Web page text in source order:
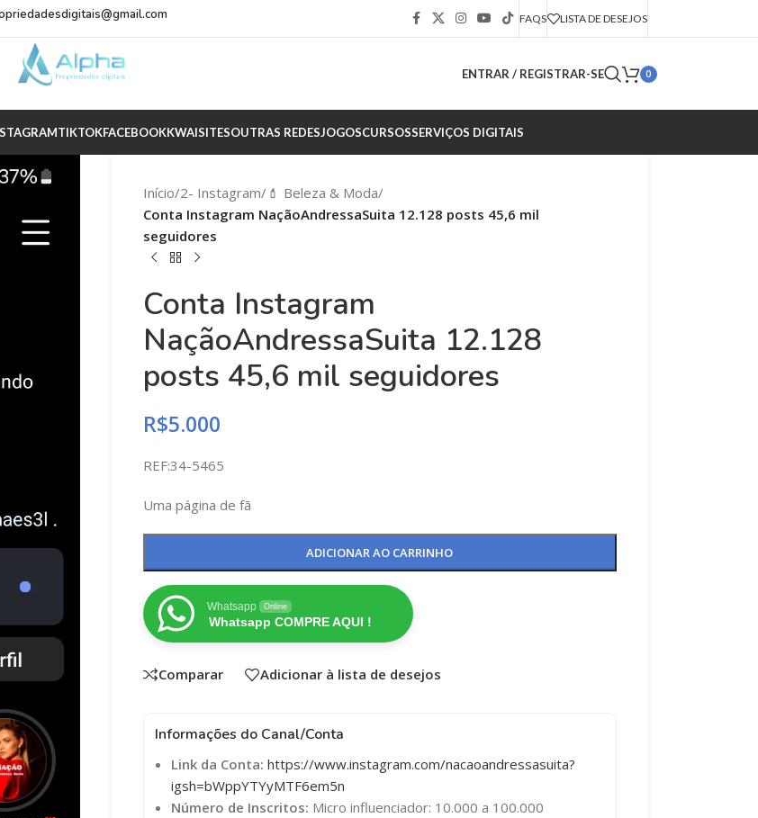
FAQS LISTA DE DESEJOS
ENTRAR / REGISTRAR-SE 0
TIKTOKFACEBOOKKWAISITESOUTRAS REDESJOGOSCURSOSSERVIÇOS DIGITAIS
Início/2- Instagram/ 💄 Beleza & Moda/
Conta Instagram NaçãoAndressaSuita 12.128 posts 45,6 mil
seguidores
Conta Instagram
NaçãoAndressaSuita 12.128
posts 45,6 mil seguidores
R$5.000
REF:34-5465
Uma página de fã
ADICIONAR AO CARRINHO
Whatsapp Online
Whatsapp COMPRE AQUI !
Comparar Adicionar à lista de desejos
Informações do Canal/Conta
Link da Conta: https://www.instagram.com/nacaoandressasuita?
igsh=bWppYTYyMTF6em5n
Número de Inscritos: Micro influenciador: 10.000 a 100.000